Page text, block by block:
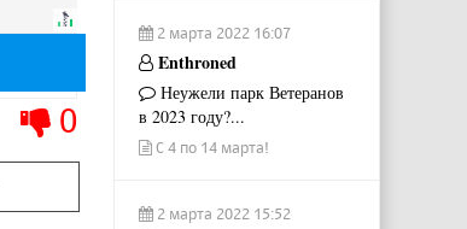
0
2 марта 2022 16:07
Enthroned
Неужели парк Ветеранов
в 2023 году?...
С 4 по 14 марта!
2 марта 2022 15:52